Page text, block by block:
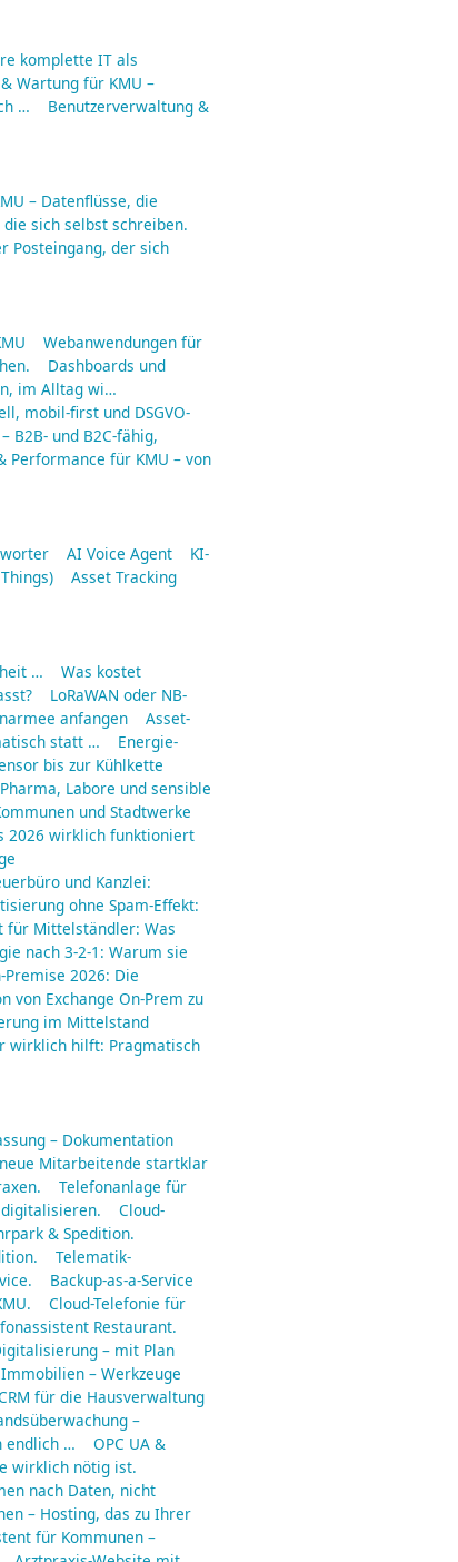
komplette IT als
Wartung für KMU –
…
Benutzerverwaltung &
– Datenflüsse, die
sich selbst schreiben.
Posteingang, der sich
Webanwendungen für
Dashboards und
im Alltag wi…
mobil-first und DSGVO-
B2B- und B2C-fähig,
Performance für KMU – von
AI Voice Agent
KI-
Asset Tracking
…
Was kostet
LoRaWAN oder NB-
anfangen
Asset-
statt …
Energie-
bis zur Kühlkette
Labore und sensible
und Stadtwerke
2026 wirklich funktioniert
und Kanzlei:
ohne Spam-Effekt:
für Mittelständler: Was
nach 3-2-1: Warum sie
Premise 2026: Die
von Exchange On-Prem zu
im Mittelstand
wirklich hilft: Pragmatisch
– Dokumentation
Mitarbeitende startklar
Telefonanlage für
Cloud-
& Spedition.
Telematik-
Backup-as-a-Service
Cloud-Telefonie für
Restaurant.
– mit Plan
– Werkzeuge
für die Hausverwaltung
–
endlich …
OPC UA &
wirklich nötig ist.
nach Daten, nicht
– Hosting, das zu Ihrer
für Kommunen –